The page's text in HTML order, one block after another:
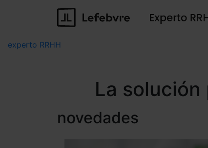
experto RRHH
La
novedades